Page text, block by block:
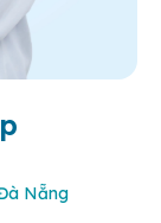
Nẵng